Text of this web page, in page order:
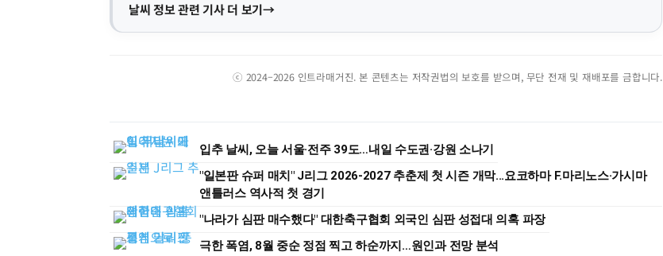
날씨 정보 관련 기사 더 보기
ⓒ 2024–2026 인트라매거진. 본 콘텐츠는 저작권법의 보호를 받으며, 무단 전재 및 재배포를 금합니다.
입추 날씨, 오늘 서울·전주 39도…내일 수도권·강원 소나기
"일본판 슈퍼 매치" J리그 2026-2027 추춘제 첫 시즌 개막...요코하마 F.마리노스·가시마
앤틀러스 역사적 첫 경기
"나라가 심판 매수했다" 대한축구협회 외국인 심판 성접대 의혹 파장
극한 폭염, 8월 중순 정점 찍고 하순까지…원인과 전망 분석